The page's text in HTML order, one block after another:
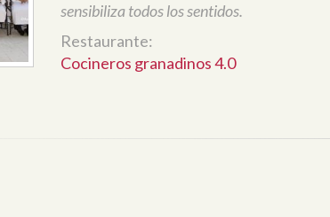
sensibiliza todos los sentidos.
Restaurante:
Cocineros granadinos 4.0